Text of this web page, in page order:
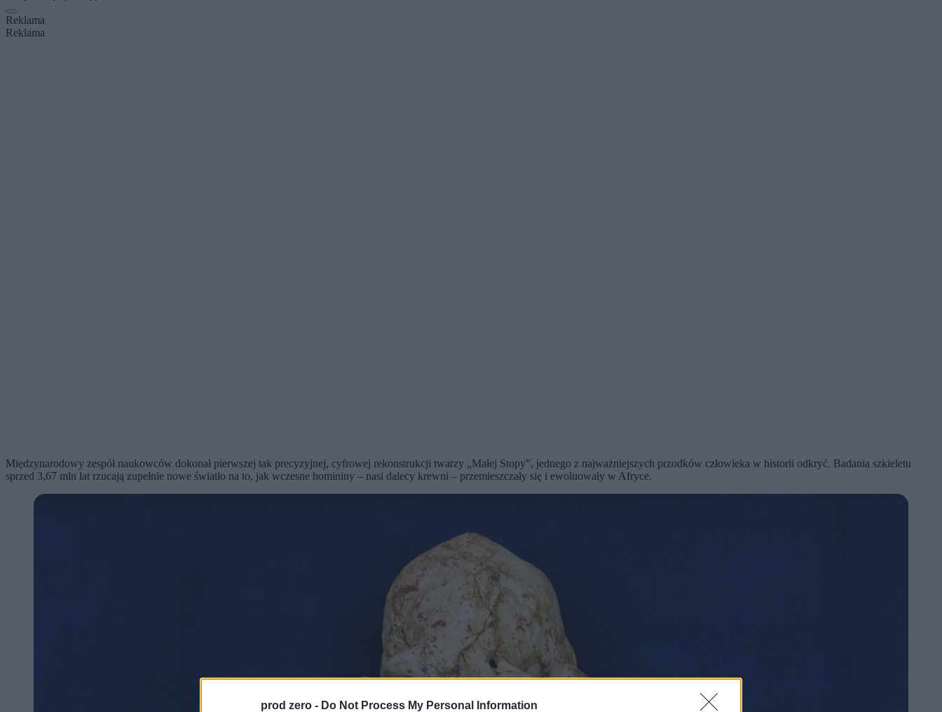
prod zero - Do Not Process My Personal Information
Reklama
Reklama
Międzynarodowy zespół naukowców dokonał pierwszej tak precyzyjnej, cyfrowej rekonstrukcji twarzy „Małej Stopy”, jednego z najważniejszych przodków człowieka w historii odkryć. Badania szkieletu
sprzed 3,67 mln lat rzucają zupełnie nowe światło na to, jak wczesne homininy – nasi dalecy krewni – przemieszczały się i ewoluowały w Afryce.